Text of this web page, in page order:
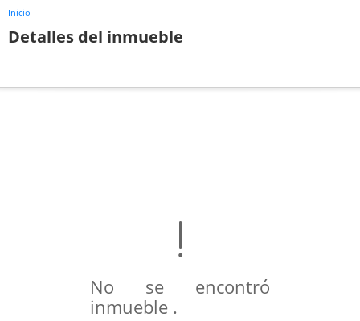
Inicio
Detalles del inmueble
No se encontró
inmueble .